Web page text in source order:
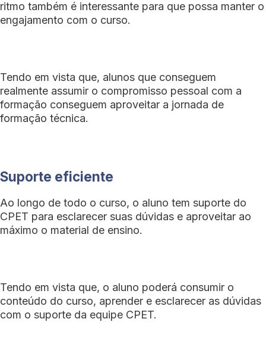
ritmo também é interessante para que possa manter o
engajamento com o curso.
Tendo em vista que, alunos que conseguem
realmente assumir o compromisso pessoal com a
formação conseguem aproveitar a jornada de
formação técnica.
Suporte eficiente
Ao longo de todo o curso, o aluno tem suporte do
CPET para esclarecer suas dúvidas e aproveitar ao
máximo o material de ensino.
Tendo em vista que, o aluno poderá consumir o
conteúdo do curso, aprender e esclarecer as dúvidas
com o suporte da equipe CPET.